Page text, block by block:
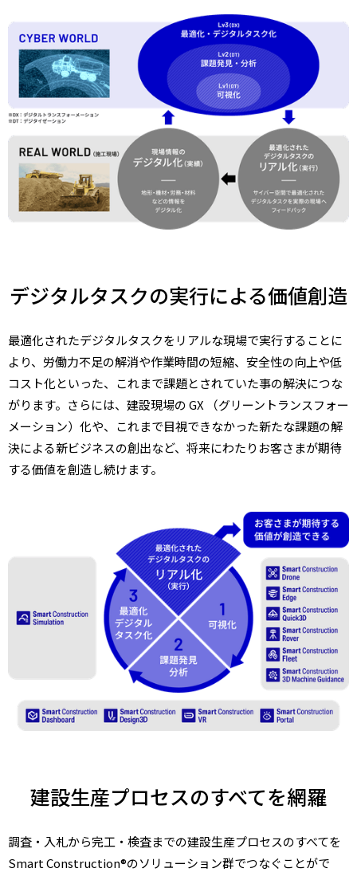
デジタルタスクの実行による価値創造
最適化されたデジタルタスクをリアルな現場で実行することに
より、労働力不足の解消や作業時間の短縮、安全性の向上や低
コスト化といった、これまで課題とされていた事の解決につな
がります。さらには、建設現場の GX （グリーントランスフォー
メーション）化や、これまで目視できなかった新たな課題の解
決による新ビジネスの創出など、将来にわたりお客さまが期待
する価値を創造し続けます。
建設生産プロセスのすべてを網羅
調査・入札から完工・検査までの建設生産プロセスのすべてを
Smart Construction®のソリューション群でつなぐことがで